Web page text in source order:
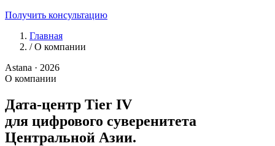
Получить консультацию
Главная
/ О компании
Astana · 2026
О компании
Дата-центр Tier IV
для цифрового суверенитета
Центральной Азии.